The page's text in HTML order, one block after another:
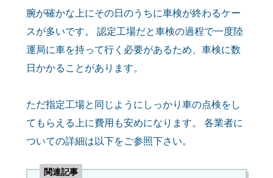
腕が確かな上にその日のうちに車検が終わるケー
スが多いです。 認定工場だと車検の過程で一度陸
運局に車を持って行く必要があるため、車検に数
日かかることがあります。
ただ指定工場と同じようにしっかり車の点検をし
てもらえる上に費用も安めになります。 各業者に
ついての詳細は以下をご参照下さい。
関連記事